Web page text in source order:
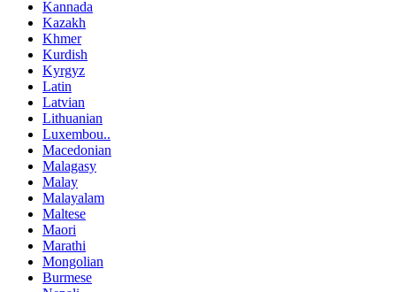
Kannada
Kazakh
Khmer
Kurdish
Kyrgyz
Latin
Latvian
Lithuanian
Luxembou..
Macedonian
Malagasy
Malay
Malayalam
Maltese
Maori
Marathi
Mongolian
Burmese